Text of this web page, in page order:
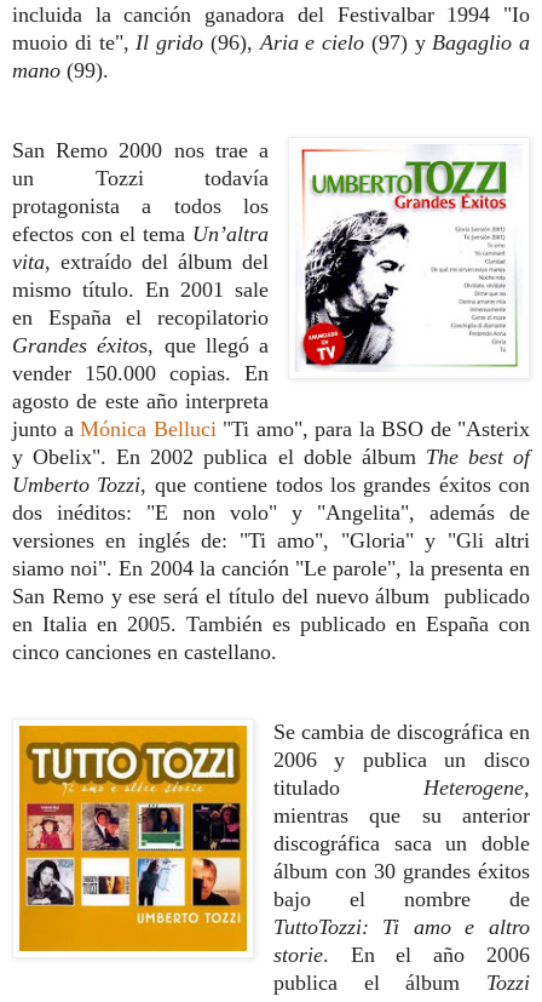
incluida la canción ganadora del Festivalbar 1994 "Io
muoio di te", Il grido (96), Aria e cielo (97) y Bagaglio a
mano (99).
San Remo 2000 nos trae a
un Tozzi todavía
protagonista a todos los
efectos con el tema Un’altra
vita, extraído del álbum del
mismo título. En 2001 sale
en España el recopilatorio
Grandes éxitos, que llegó a
vender 150.000 copias. En
agosto de este año interpreta
junto a Mónica Belluci "Ti amo", para la BSO de "Asterix
y Obelix".En 2002 publica el doble álbum The best of
Umberto Tozzi, que contiene todos los grandes éxitos con
dos inéditos: "E non volo" y "Angelita", además de
versiones en inglés de: "Ti amo", "Gloria" y "Gli altri
siamo noi".En 2004 la canción "Le parole", la presenta en
San Remo y ese será el título del nuevo álbum publicado
en Italia en 2005. También es publicado en España con
cinco canciones en castellano.
Se cambia de discográfica en
2006 y publica un disco
titulado Heterogene,
mientras que su anterior
discográfica saca un doble
álbum con 30 grandes éxitos
bajo el nombre de
TuttoTozzi: Ti amo e altro
storie. En el año 2006
publica el álbum Tozzi